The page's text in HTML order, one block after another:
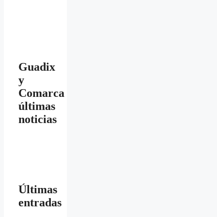
Guadix
y
Comarca
últimas
noticias
Últimas
entradas